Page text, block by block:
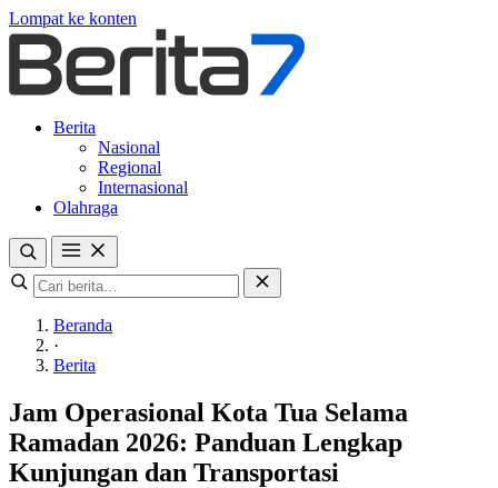
Lompat ke konten
Berita
Nasional
Regional
Internasional
Olahraga
Beranda
·
Berita
Jam Operasional Kota Tua Selama
Ramadan 2026: Panduan Lengkap
Kunjungan dan Transportasi